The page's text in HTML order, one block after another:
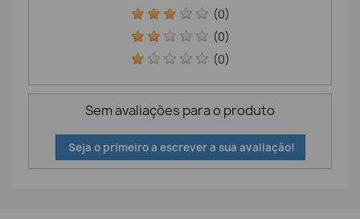
(0)
(0)
(0)
Sem avaliações para o produto
Seja o primeiro a escrever a sua avaliação!